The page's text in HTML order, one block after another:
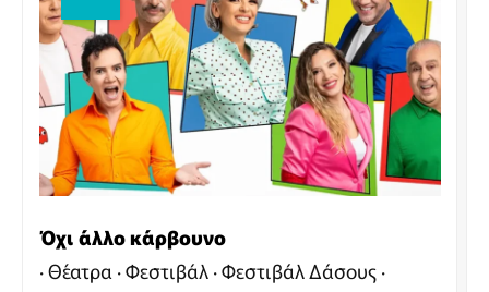
Όχι άλλο κάρβουνο
Θέατρα Φεστιβάλ Φεστιβάλ Δάσους